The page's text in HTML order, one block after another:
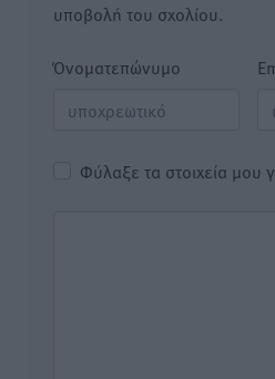
υποβολή του σχολίου.
Όνοματεπώνυμο
Φύλαξε τα στοιχεία μου